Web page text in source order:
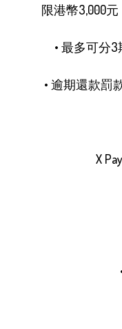
限港幣3,000
• 最多可分
• 逾期還款罰
X